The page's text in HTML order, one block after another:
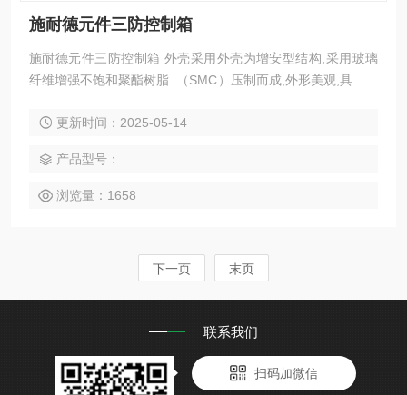
施耐德元件三防控制箱
施耐德元件三防控制箱 外壳采用外壳为增安型结构,采用玻璃
纤维增强不饱和聚酯树脂. （SMC）压制而成,外形美观,具有耐
较高的防护等级或ZL102铝合金压铸成型，表面高压静电喷
钮、开关、指示灯、电流表等组成多功能，由用户自由选择；
4.内装防爆
更新时间：2025-05-14
产品型号：
浏览量：1658
下一页 末页
联系我们
扫码加微信